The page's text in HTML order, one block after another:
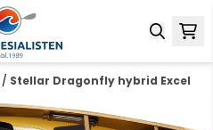
/ Stellar Dragonfly hybrid Excel